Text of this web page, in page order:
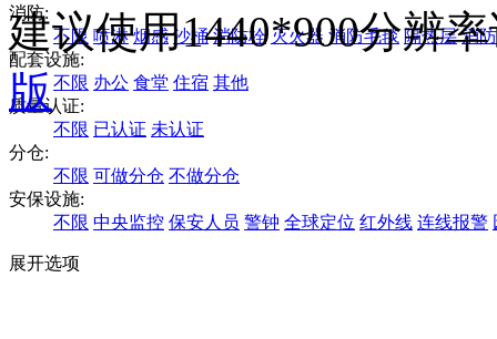
消防:
不限 喷淋 烟感 沙桶 消防栓 灭火器 消防毛毯 隔热层 消
配套设施:
不限 办公 食堂 住宿 其他
质量认证:
不限 已认证 未认证
分仓:
不限 可做分仓 不做分仓
安保设施:
不限 中央监控 保安人员 警钟 全球定位 红外线 连线报警
展开选项
建议使用1440*900分辨
版